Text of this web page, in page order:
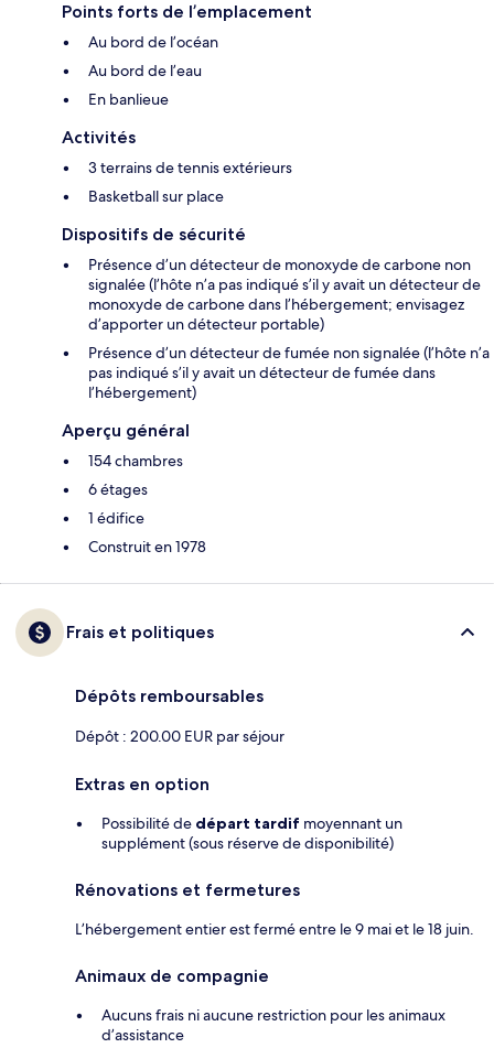
Points forts de l’emplacement
Au bord de l’océan
Au bord de l’eau
En banlieue
Activités
3 terrains de tennis extérieurs
Basketball sur place
Dispositifs de sécurité
Présence d’un détecteur de monoxyde de carbone non
signalée (l’hôte n’a pas indiqué s’il y avait un détecteur de
monoxyde de carbone dans l’hébergement; envisagez
d’apporter un détecteur portable)
Présence d’un détecteur de fumée non signalée (l’hôte n’a
pas indiqué s’il y avait un détecteur de fumée dans
l’hébergement)
Aperçu général
154 chambres
6 étages
1 édifice
Construit en 1978
Frais et politiques
Dépôts remboursables
Dépôt : 200.00 EUR par séjour
Extras en option
Possibilité de départ tardif moyennant un
supplément (sous réserve de disponibilité)
Rénovations et fermetures
L’hébergement entier est fermé entre le 9 mai et le 18 juin.
Animaux de compagnie
Aucuns frais ni aucune restriction pour les animaux
d’assistance